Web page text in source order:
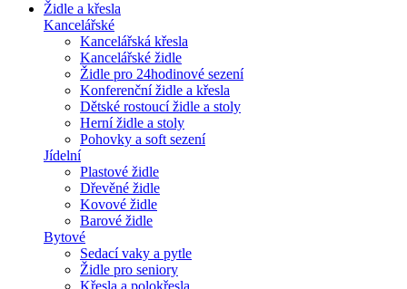
Židle a křesla
Kancelářské
Kancelářská křesla
Kancelářské židle
Židle pro 24hodinové sezení
Konferenční židle a křesla
Dětské rostoucí židle a stoly
Herní židle a stoly
Pohovky a soft sezení
Jídelní
Plastové židle
Dřevěné židle
Kovové židle
Barové židle
Bytové
Sedací vaky a pytle
Židle pro seniory
Křesla a polokřesla